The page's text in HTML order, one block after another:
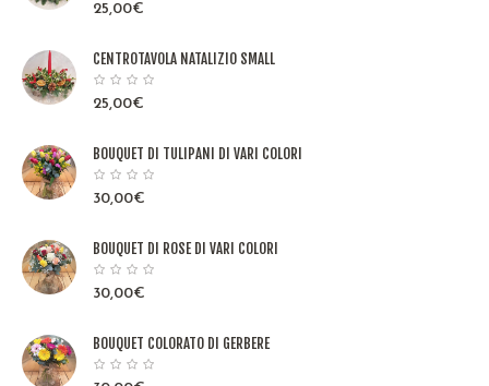
25,00€
CENTROTAVOLA NATALIZIO SMALL
25,00€
BOUQUET DI TULIPANI DI VARI COLORI
30,00€
BOUQUET DI ROSE DI VARI COLORI
30,00€
BOUQUET COLORATO DI GERBERE